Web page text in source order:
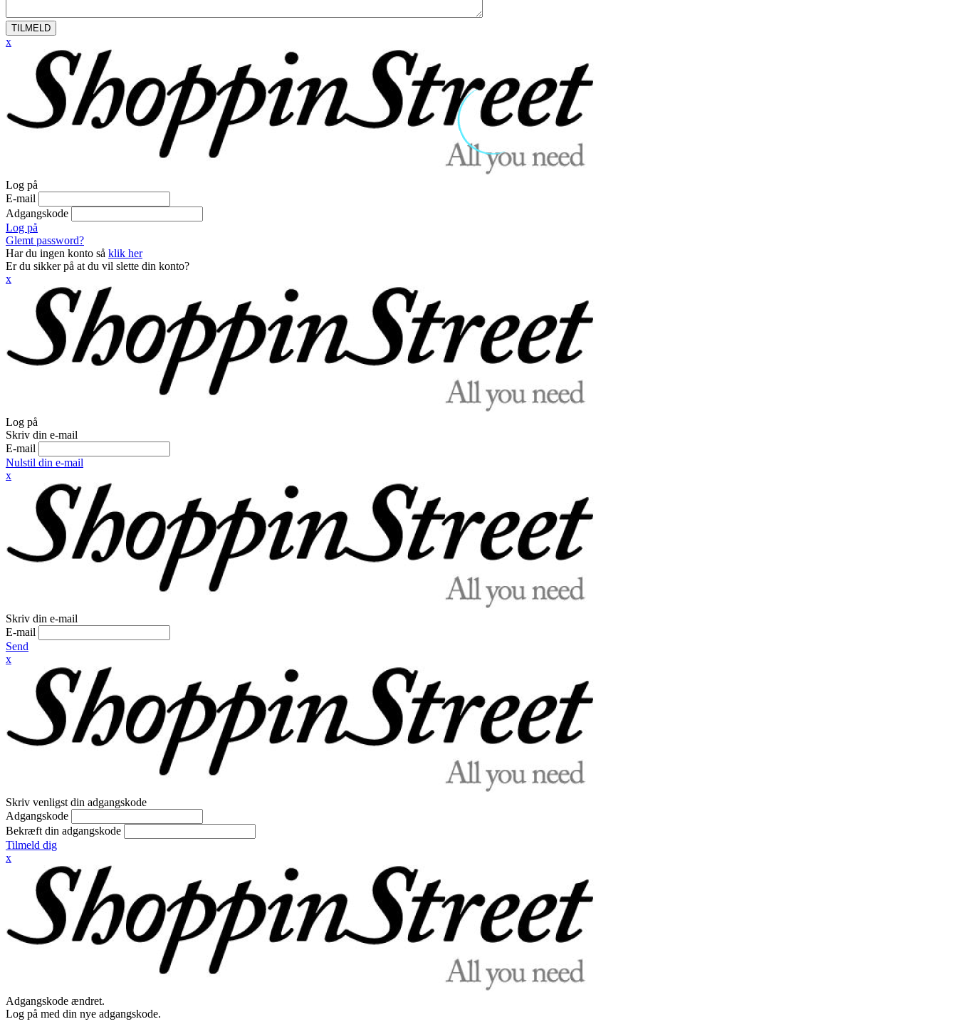
TILMELD
x
Log på
E-mail
Adgangskode
Log på
Glemt password?
Har du ingen konto så klik her
Er du sikker på at du vil slette din konto?
x
Log på
Skriv din e-mail
E-mail
Nulstil din e-mail
x
Skriv din e-mail
E-mail
Send
x
Skriv venligst din adgangskode
Adgangskode
Bekræft din adgangskode
Tilmeld dig
x
Adgangskode ændret.
Log på med din nye adgangskode.